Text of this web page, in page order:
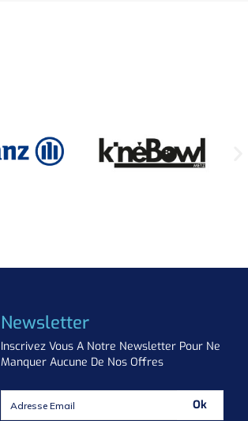
Newsletter
Inscrivez Vous A Notre Newsletter Pour Ne
Manquer Aucune De Nos Offres
Ok